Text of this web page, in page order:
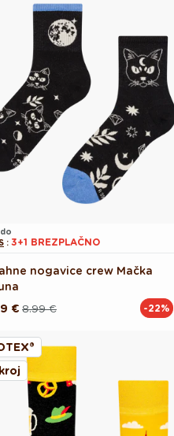
: 3+1 BREZPLAČNO
nogavice crew Mačka
8.99 €
€ -22%